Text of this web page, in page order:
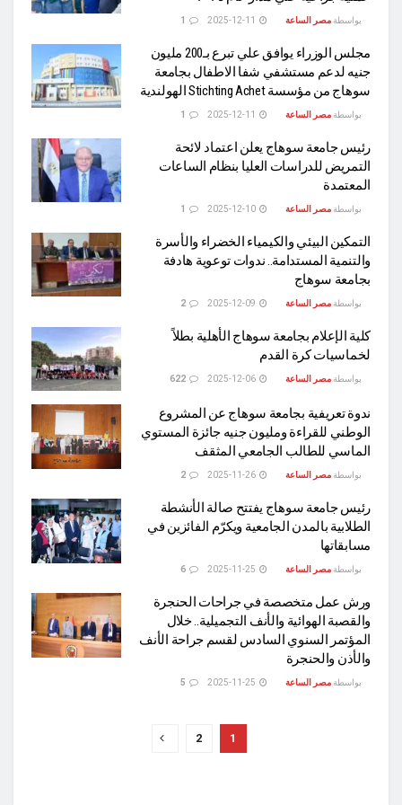
بواسطة مصر الساعة
مجلس الوزراء يوافق علي تبرع بـ200 مليون
جنيه لدعم مستشفي شفا الاطفال بجامعة
سوهاج من مؤسسة Stichting Achet الهولندية
بواسطة مصر الساعة
رئيس جامعة سوهاج يعلن اعتماد لائحة
التمريض للدراسات العليا بنظام الساعات
المعتمدة
بواسطة مصر الساعة
التمكين البيئي والكيمياء الخضراء والأسرة
والتنمية المستدامة.. ندوات توعوية هادفة
بجامعة سوهاج
بواسطة مصر الساعة
كلية الإعلام بجامعة سوهاج الأهلية بطلاً
لخماسيات كرة القدم
بواسطة مصر الساعة
ندوة تعريفية بجامعة سوهاج عن المشروع
الوطني للقراءة ومليون جنيه جائزة المستوي
الماسي للطالب الجامعي المثقف
بواسطة مصر الساعة
رئيس جامعة سوهاج يفتتح صالة الأنشطة
الطلابية بالمدن الجامعية ويكرّم الفائزين في
مسابقاتها
بواسطة مصر الساعة
ورش عمل متخصصة في جراحات الحنجرة
والقصبة الهوائية والأنف التجميلية.. خلال
المؤتمر السنوي السادس لقسم جراحة الأنف
والأذن والحنجرة
بواسطة مصر الساعة
1
2